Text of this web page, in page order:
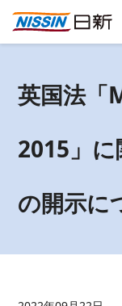
英国法
2015」
の開示に